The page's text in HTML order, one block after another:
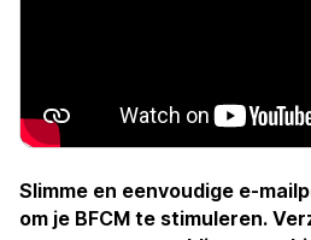
Slimme en eenvoudige e-
om je BFCM te stimuleren.